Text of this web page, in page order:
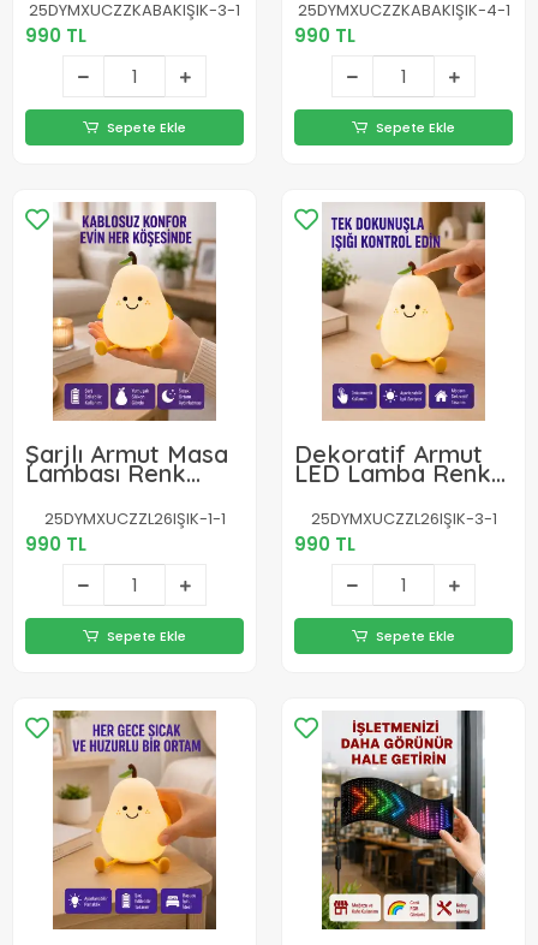
25DYMXUCZZKABAKIŞIK-3-1
990 TL
Sepete Ekle
25DYMXUCZZKABAKIŞIK-4-1
990 TL
Sepete Ekle
Şarjlı Armut Masa
Lambası Renk
Değiştiren LED
Gece Işığı
25DYMXUCZZL26IŞIK-1-1
990 TL
Sepete Ekle
Dekoratif Armut
LED Lamba Renk
Ayarlı Şarj
Edilebilir
25DYMXUCZZL26IŞIK-3-1
990 TL
Sepete Ekle